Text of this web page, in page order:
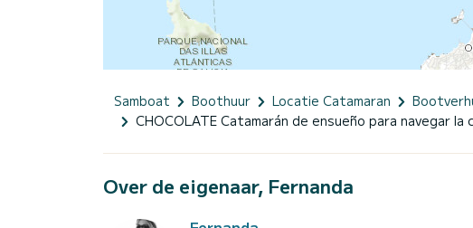
Samboat Boothuur Locatie Catamaran
CHOCOLATE Catamarán de ensueño para navegar la
Over de eigenaar, Fernanda